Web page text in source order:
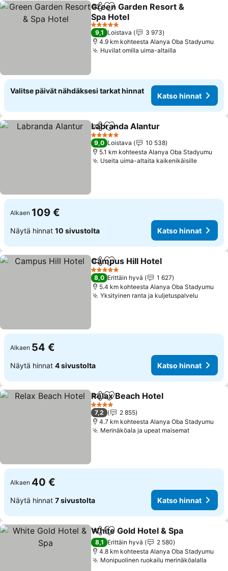
Jaa Lisää suosikkeihin
Green Garden Resort &
Spa Hotel
Katso hinnat
5 Tähtiluokitus
9,1 Loistava
3 973
4.9 km kohteesta Alanya Oba Stadyumu
Huvilat omilla uima-altailla
Valitse päivät nähdäksesi tarkat hinnat
Katso hinnat
Jaa Lisää suosikkeihin
Labranda Alantur
5 Tähtiluokitus
9,0 Loistava
10 538
5.1 km kohteesta Alanya Oba Stadyumu
Useita uima-altaita kaikenikäisilleKatso
Alkaen 109 €
Näytä hinnat 10 sivustolta Katso hinnat
Jaa Lisää suosikkeihin
Campus Hill Hotel
5 Tähtiluokitus
8,0 Erittäin hyvä
1 627
5.4 km kohteesta Alanya Oba Stadyumu
Yksityinen ranta ja kuljetuspalvelu
Alkaen 54 €
Näytä hinnat 4 sivustolta Katso hinnat
Jaa Lisää suosikkeihin
Relax Beach Hotel
4 Tähtiluokitus
7,2
2 855
4.7 km kohteesta Alanya Oba Stadyumu
Merinäköala ja upeat maisematKatso
Alkaen 40 €
Näytä hinnat 7 sivustolta Katso hinnat
Jaa Lisää suosikkeihin
White Gold Hotel & Spa
8,1 Erittäin hyvä
2 580
4.8 km kohteesta Alanya Oba Stadyumu
Monipuolinen ruokailu merinäköalalla